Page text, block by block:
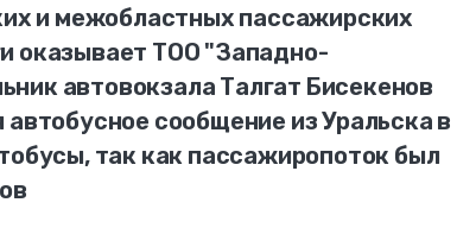
и межобластных пассажирских
оказывает ТОО "Западно-
автовокзала Талгат Бисекенов
автобусное сообщение из Уральска в
так как пассажиропоток был